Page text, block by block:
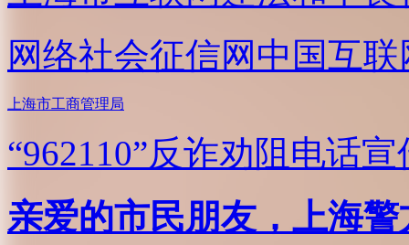
网络社会征信网 中国互
上海市工商管理局
“962110”反诈劝阻电话宣
亲爱的市民朋友，上海